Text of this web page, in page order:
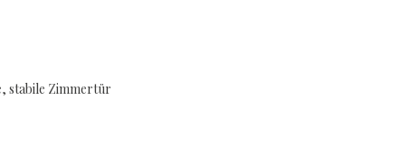
stabile Zimmertür